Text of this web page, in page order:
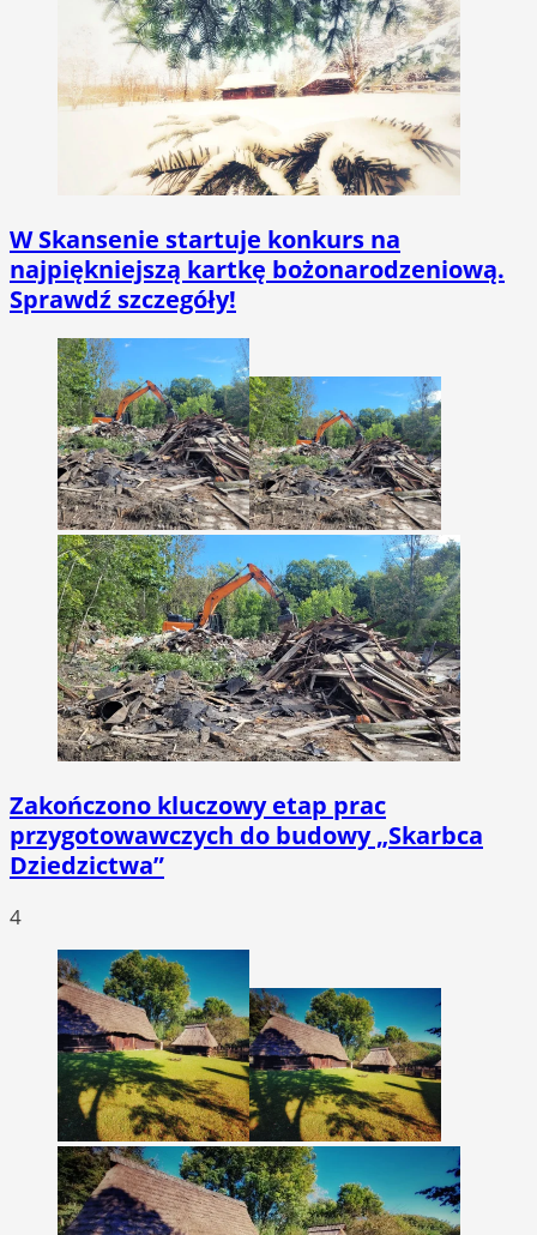
W Skansenie startuje konkurs na
najpiękniejszą kartkę bożonarodzeniową.
Sprawdź szczegóły!
Zakończono kluczowy etap prac
przygotowawczych do budowy „Skarbca
Dziedzictwa”
4